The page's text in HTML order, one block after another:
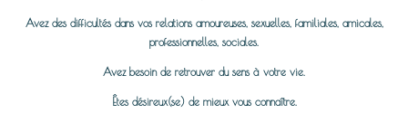
Avez des difficultés dans vos relations amoureuses, sexuelles, familiales, amicales,
professionnelles, sociales.
Avez besoin de retrouver du sens à votre vie.
Êtes désireux(se) de mieux vous connaître.